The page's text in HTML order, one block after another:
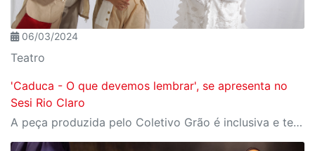
06/03/2024
Teatro
'Caduca - O que devemos lembrar', se apresenta no
Sesi Rio Claro
A peça produzida pelo Coletivo Grão é inclusiva e terá duas sessões gratuitas no teatro local